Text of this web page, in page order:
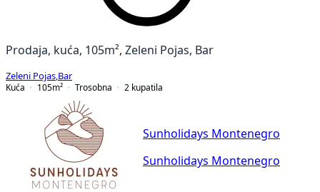
Prodaja, kuća, 105m², Zeleni Pojas, Bar
Zeleni Pojas Bar
Kuća
105m² Trosobna 2 kupatila
Sunholidays Montenegro
Sunholidays Montenegro